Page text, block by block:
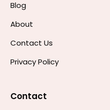
Blog
About
Contact Us
Privacy Policy
Contact